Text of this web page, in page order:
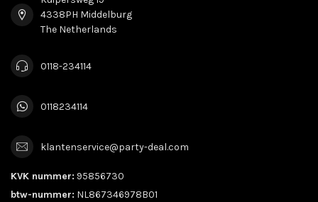
4338PH Middelburg
The Netherlands
0118-234114
0118234114
klantenservice@party-deal.com
KVK nummer: 95856730
btw-nummer: NL867346978B01